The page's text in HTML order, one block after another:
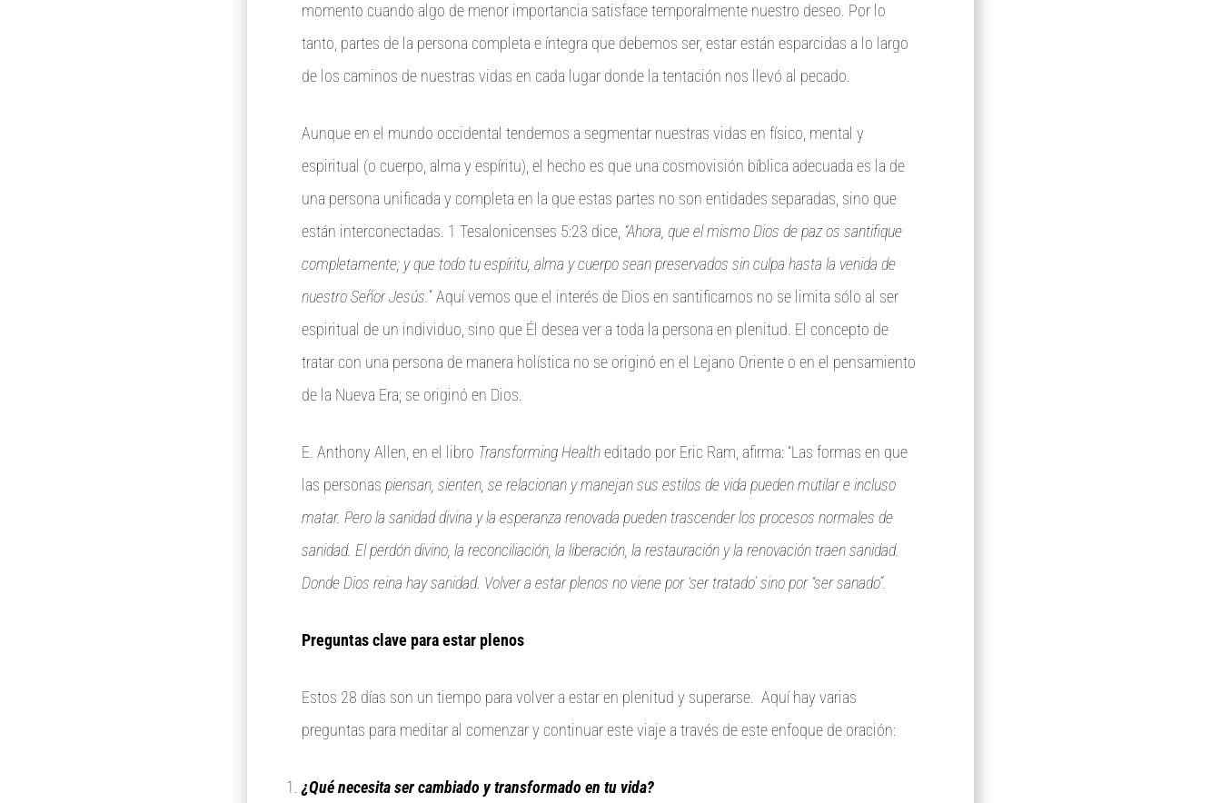
momento cuando algo de menor importancia satisface temporalmente nuestro deseo. Por lo
tanto, partes de la persona completa e íntegra que debemos ser, estar están esparcidas a lo largo
de los caminos de nuestras vidas en cada lugar donde la tentación nos llevó al pecado.
Aunque en el mundo occidental tendemos a segmentar nuestras vidas en físico, mental y
espiritual (o cuerpo, alma y espíritu), el hecho es que una cosmovisión bíblica adecuada es la de
una persona unificada y completa en la que estas partes no son entidades separadas, sino que
están interconectadas. 1 Tesalonicenses 5:23 dice, “Ahora, que el mismo Dios de paz os santifique
completamente; y que todo tu espíritu, alma y cuerpo sean preservados sin culpa hasta la venida de
nuestro Señor Jesús. ” Aquí vemos que el interés de Dios en santificarnos no se limita sólo al ser
espiritual de un individuo, sino que Él desea ver a toda la persona en plenitud. El concepto de
tratar con una persona de manera holística no se originó en el Lejano Oriente o en el pensamiento
de la Nueva Era; se originó en Dios.
E. Anthony Allen, en el libro Transforming Healtheditado por Eric Ram, afirma: “Las formas en que
las personas piensan, sienten, se relacionan y manejan sus estilos de vida pueden mutilar e incluso
matar. Pero la sanidad divina y la esperanza renovada pueden trascender los procesos normales de
sanidad. El perdón divino, la reconciliación, la liberación, la restauración y la renovación traen sanidad.
Donde Dios reina hay sanidad. Volver a estar plenos no viene por ‘ser tratado’ sino por “ser sanado”.
Preguntas clave para estar plenos
Estos 28 días son un tiempo para volver a estar en plenitud y superarse. Aquí hay varias
preguntas para meditar al comenzar y continuar este viaje a través de este enfoque de oración:
¿Qué necesita ser cambiado y transformado en tu vida?